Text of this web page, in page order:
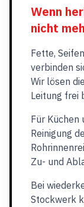
Wenn
nicht
Fette,
verbinden
Wir lösen
Leitung frei
Für Küchen
Reinigung
Zu- und
Bei
Stockwerk